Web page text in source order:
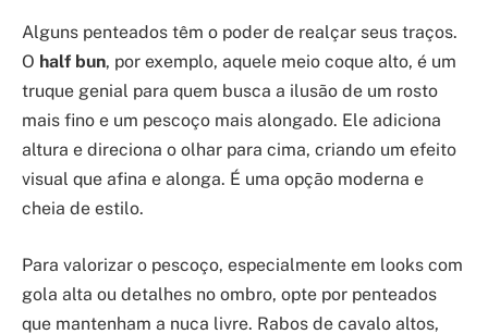
Alguns penteados têm o poder de realçar seus traços.
O half bun, por exemplo, aquele meio coque alto, é um
truque genial para quem busca a ilusão de um rosto
mais fino e um pescoço mais alongado. Ele adiciona
altura e direciona o olhar para cima, criando um efeito
visual que afina e alonga. É uma opção moderna e
cheia de estilo.
Para valorizar o pescoço, especialmente em looks com
gola alta ou detalhes no ombro, opte por penteados
que mantenham a nuca livre. Rabos de cavalo altos,